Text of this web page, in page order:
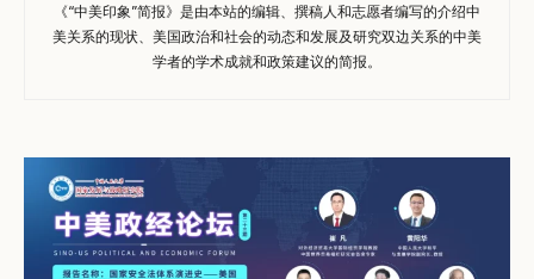
《“中美印象”简报》是由本站的编辑、撰稿人和志愿者编写的介绍中
美关系的现状、美国政治和社会的动态和发展及研究双边关系的中美
学者的学术成就和政策建议的简报。